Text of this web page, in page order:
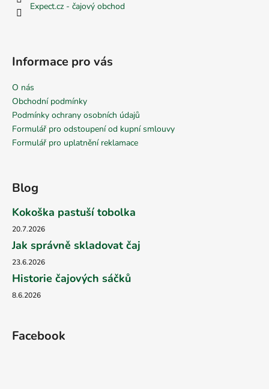
Expect.cz - čajový obchod
Informace pro vás
O nás
Obchodní podmínky
Podmínky ochrany osobních údajů
Formulář pro odstoupení od kupní smlouvy
Formulář pro uplatnění reklamace
Blog
Kokoška pastuší tobolka
20.7.2026
Jak správně skladovat čaj
23.6.2026
Historie čajových sáčků
8.6.2026
Facebook